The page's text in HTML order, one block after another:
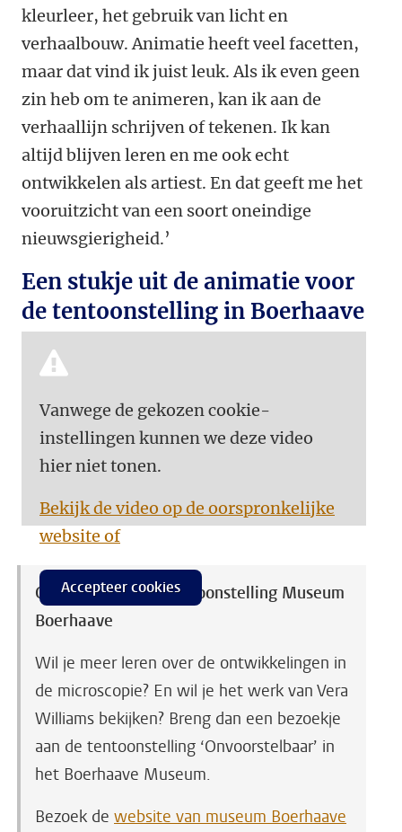
kleurleer, het gebruik van licht en
verhaalbouw. Animatie heeft veel facetten,
maar dat vind ik juist leuk. Als ik even geen
zin heb om te animeren, kan ik aan de
verhaallijn schrijven of tekenen. Ik kan
altijd blijven leren en me ook echt
ontwikkelen als artiest. En dat geeft me het
vooruitzicht van een soort oneindige
nieuwsgierigheid.’
Een stukje uit de animatie voor
de tentoonstelling in Boerhaave
Vanwege de gekozen cookie-
instellingen kunnen we deze video
hier niet tonen.
Bekijk de video op de oorspronkelijke
website of
Accepteer cookies
Onvoorstelbaar – tentoonstelling Museum
Boerhaave
Wil je meer leren over de ontwikkelingen in
de microscopie? En wil je het werk van Vera
Williams bekijken? Breng dan een bezoekje
aan de tentoonstelling ‘Onvoorstelbaar’ in
het Boerhaave Museum.
Bezoek de website van museum Boerhaave